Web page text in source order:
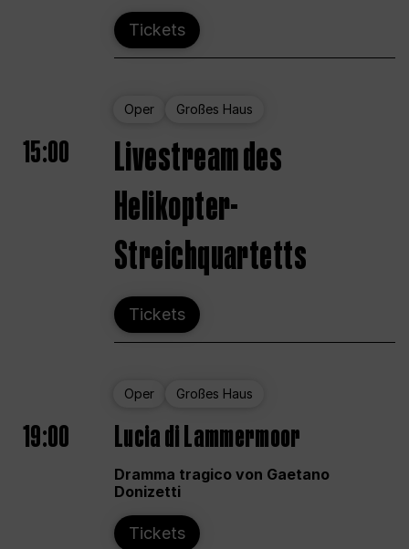
Tickets
Oper Großes Haus
15:00
Livestream des
Helikopter-
Streichquartetts
Tickets
Oper Großes Haus
19:00 Lucia di Lammermoor
Dramma tragico von Gaetano
Donizetti
Tickets